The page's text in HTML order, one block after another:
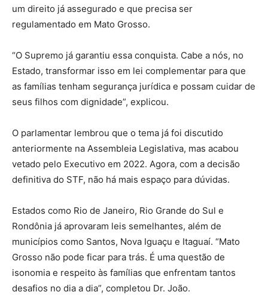
um direito já assegurado e que precisa ser
regulamentado em Mato Grosso.
“O Supremo já garantiu essa conquista. Cabe a nós, no
Estado, transformar isso em lei complementar para que
as famílias tenham segurança jurídica e possam cuidar de
seus filhos com dignidade”, explicou.
O parlamentar lembrou que o tema já foi discutido
anteriormente na Assembleia Legislativa, mas acabou
vetado pelo Executivo em 2022. Agora, com a decisão
definitiva do STF, não há mais espaço para dúvidas.
Estados como Rio de Janeiro, Rio Grande do Sul e
Rondônia já aprovaram leis semelhantes, além de
municípios como Santos, Nova Iguaçu e Itaguaí. “Mato
Grosso não pode ficar para trás. É uma questão de
isonomia e respeito às famílias que enfrentam tantos
desafios no dia a dia”, completou Dr. João.